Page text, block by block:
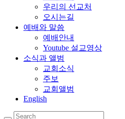
우리의 선교처
오시는길
예배와 말씀
예배안내
Youtube 설교영상
소식과 앨범
교회소식
주보
교회앨범
English